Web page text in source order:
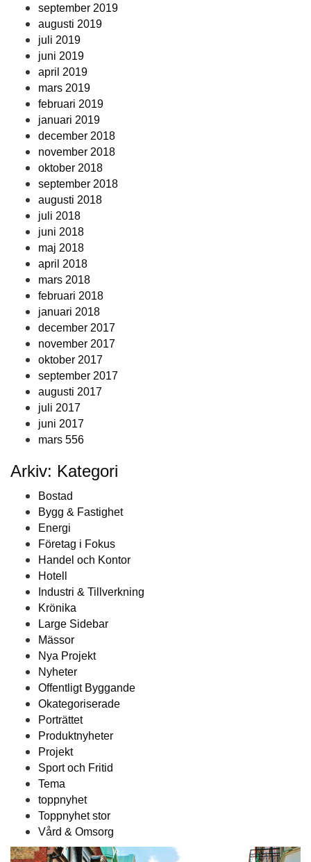
september 2019
augusti 2019
juli 2019
juni 2019
april 2019
mars 2019
februari 2019
januari 2019
december 2018
november 2018
oktober 2018
september 2018
augusti 2018
juli 2018
juni 2018
maj 2018
april 2018
mars 2018
februari 2018
januari 2018
december 2017
november 2017
oktober 2017
september 2017
augusti 2017
juli 2017
juni 2017
mars 556
Arkiv: Kategori
Bostad
Bygg & Fastighet
Energi
Företag i Fokus
Handel och Kontor
Hotell
Industri & Tillverkning
Krönika
Large Sidebar
Mässor
Nya Projekt
Nyheter
Offentligt Byggande
Okategoriserade
Porträttet
Produktnyheter
Projekt
Sport och Fritid
Tema
toppnyhet
Toppnyhet stor
Vård & Omsorg